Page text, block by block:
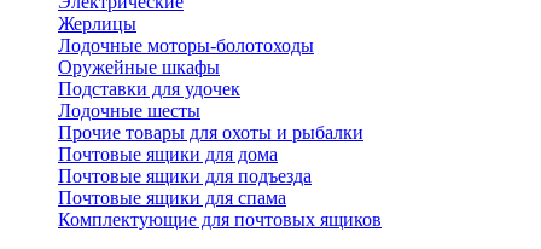
Жерлицы
Лодочные моторы-болотоходы
Оружейные шкафы
Подставки для удочек
Лодочные шесты
Прочие товары для охоты и рыбалки
Почтовые ящики для дома
Почтовые ящики для подъезда
Почтовые ящики для спама
Комплектующие для почтовых ящиков